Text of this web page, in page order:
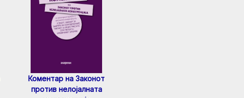
Коментар на Законот
против нелојалната